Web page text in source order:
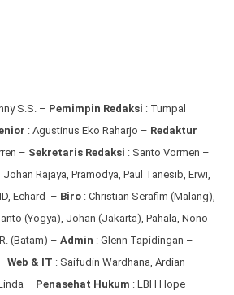
S.S. – Pemimpin Redaksi : Tumpal
: Agustinus Eko Raharjo – Redaktur
– Sekretaris Redaksi : Santo Vormen –
Rajaya, Pramodya, Paul Tanesib, Erwi,
Echard – Biro: Christian Serafim (Malang),
(Yogya), Johan (Jakarta), Pahala, Nono
(Batam) – Admin : Glenn Tapidingan –
Web & IT : Saifudin Wardhana, Ardian –
– Penasehat Hukum : LBH Hope